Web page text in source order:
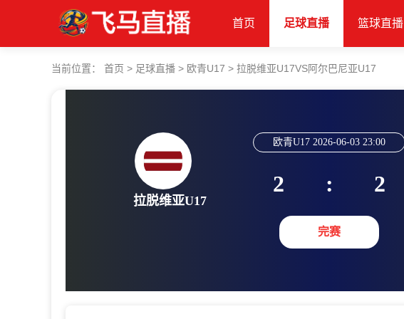
首页 足球直播 篮球直播
当前位置： 首页 > 足球直播 > 欧青U17 > 拉脱维亚U17VS阿尔巴尼亚U17
拉脱维亚U17
欧青U17 2026-06-03 23:00
2 : 2
完赛